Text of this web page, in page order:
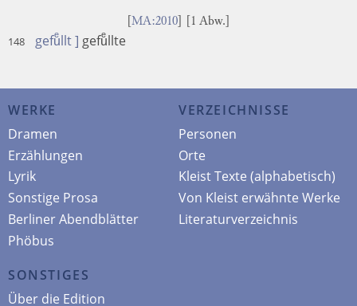
MA:2010 ] [1 Abw.]
148 gefuͤllt ] gefuͤllte
WERKE
Dramen
Erzählungen
Lyrik
Sonstige Prosa
Berliner Abendblätter
Phöbus
VERZEICHNISSE
Personen
Orte
Kleist Texte (alphabetisch)
Von Kleist erwähnte Werke
Literaturverzeichnis
SONSTIGES
Über die Edition